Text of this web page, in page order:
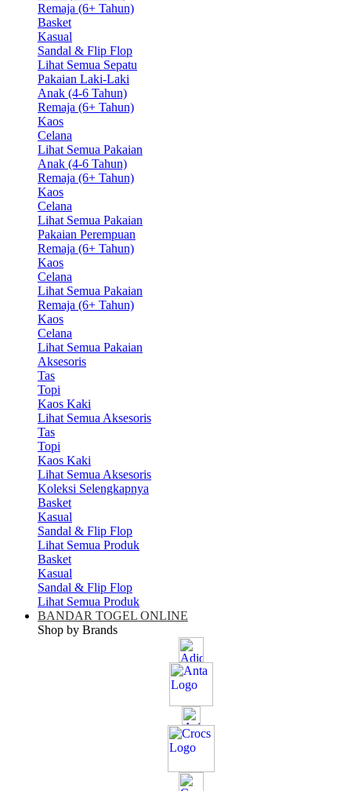
Remaja (6+ Tahun)
Basket
Kasual
Sandal & Flip Flop
Lihat Semua Sepatu
Pakaian Laki-Laki
Anak (4-6 Tahun)
Remaja (6+ Tahun)
Kaos
Celana
Lihat Semua Pakaian
Anak (4-6 Tahun)
Remaja (6+ Tahun)
Kaos
Celana
Lihat Semua Pakaian
Pakaian Perempuan
Remaja (6+ Tahun)
Kaos
Celana
Lihat Semua Pakaian
Remaja (6+ Tahun)
Kaos
Celana
Lihat Semua Pakaian
Aksesoris
Tas
Topi
Kaos Kaki
Lihat Semua Aksesoris
Tas
Topi
Kaos Kaki
Lihat Semua Aksesoris
Koleksi Selengkapnya
Basket
Kasual
Sandal & Flip Flop
Lihat Semua Produk
Basket
Kasual
Sandal & Flip Flop
Lihat Semua Produk
BANDAR TOGEL ONLINE
Shop by Brands